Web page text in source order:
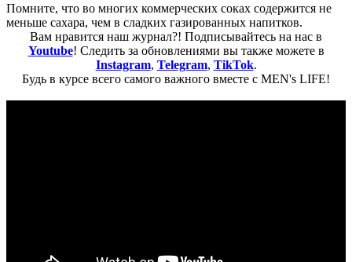
Помните, что во многих коммерческих соках содержится не
меньше сахара, чем в сладких газированных напитков.
Вам нравится наш журнал?! Подписывайтесь на нас в
Youtube! Следить за обновлениями вы также можете в
Instagram, Telegram, TikTok.
Будь в курсе всего самого важного вместе с MEN's LIFE!